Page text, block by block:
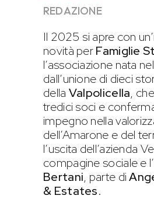
REDAZIONE
Il 2025 si apre con
novità perFamiglie
l’associazione nata
dall’unione di dieci
della Valpolicella,
tredici soci e
impegno nella
dell’Amarone e del
l’uscita dell’azienda
compagine sociale e
Bertani, parte di
& Estates.